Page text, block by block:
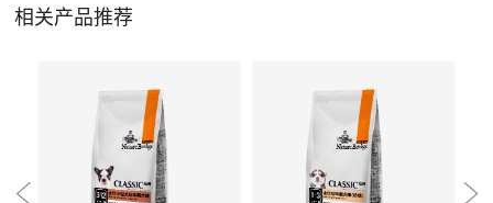
相关产品推荐